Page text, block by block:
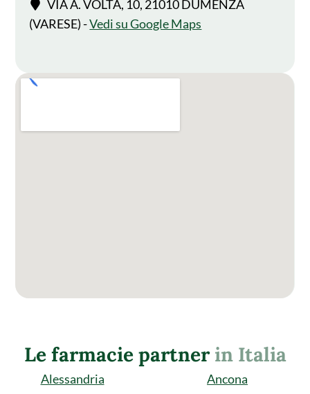
VIA A. VOLTA, 10, 21010 DUMENZA
(VARESE) -Vedi su Google Maps
Le farmacie partnerin Italia
Alessandria
Ancona